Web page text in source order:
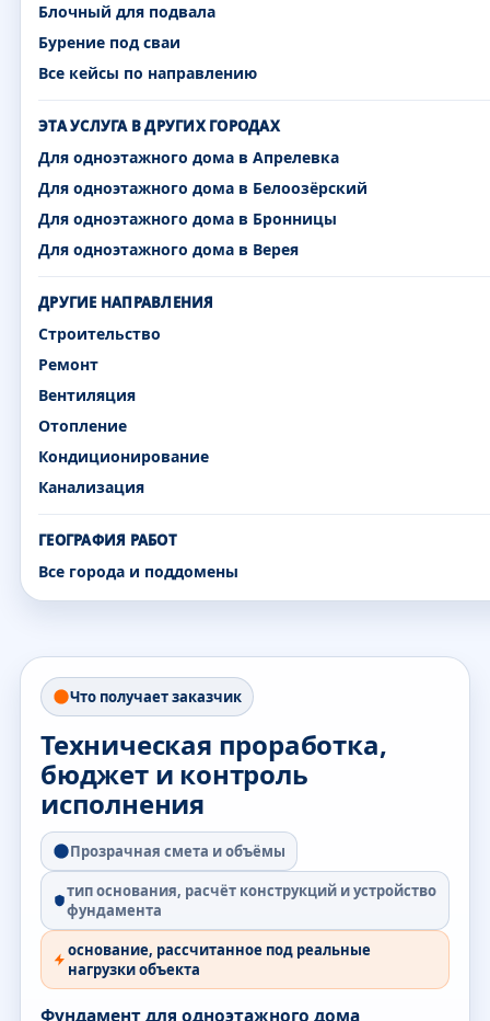
Блочный для подвала
Бурение под сваи
Все кейсы по направлению
ЭТА УСЛУГА В ДРУГИХ ГОРОДАХ
Для одноэтажного дома в Апрелевка
Для одноэтажного дома в Белоозёрский
Для одноэтажного дома в Бронницы
Для одноэтажного дома в Верея
ДРУГИЕ НАПРАВЛЕНИЯ
Строительство
Ремонт
Вентиляция
Отопление
Кондиционирование
Канализация
ГЕОГРАФИЯ РАБОТ
Все города и поддомены
Что получает заказчик
Техническая проработка,
бюджет и контроль
исполнения
Прозрачная смета и объёмы
тип основания, расчёт конструкций и устройство
фундамента
основание, рассчитанное под реальные
нагрузки объекта
Фундамент для одноэтажного дома